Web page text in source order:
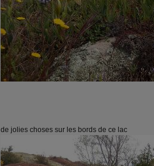
de jolies choses sur les bords de ce lac